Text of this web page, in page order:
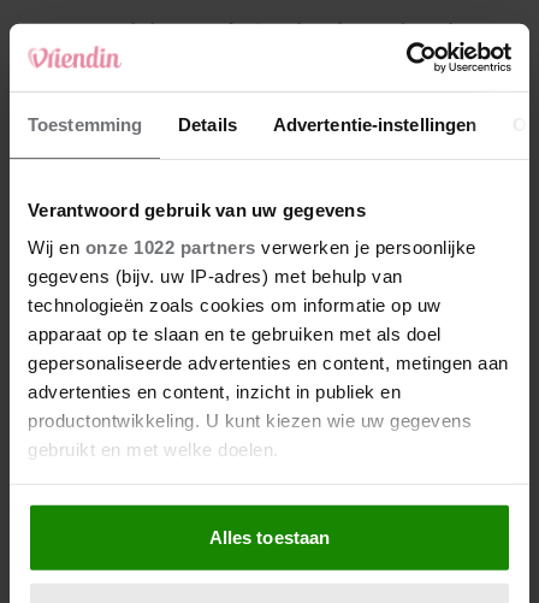
Toestemming Details Advertentie-instellingen
Verantwoord gebruik van uw gegevens
Wij en onze 1022 partners verwerken je persoonlijke
gegevens (bijv. uw IP-adres) met behulp van
technologieën zoals cookies om informatie op uw
apparaat op te slaan en te gebruiken met als doel
gepersonaliseerde advertenties en content, metingen aan
advertenties en content, inzicht in publiek en
productontwikkeling. U kunt kiezen wie uw gegevens
gebruikt en met welke doelen.
Als u het toestaat, willen we ook graag:
Informatie verzamelen over uw geografische
locatie, die tot een paar meter nauwkeurig kan zijn
Alles toestaan
4 Makelaar Mandy: ‘Een bericht van de BN’er.
Een foto. Mijn lijf reageert’
5 Makelaar Mandy: ‘Vrijdagavond belde Bart.
Hij sprak eng kalm’
Nieuw